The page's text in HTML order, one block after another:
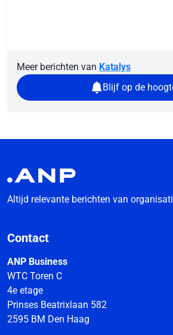
Meer berichten van Katalys
Blijf op de
Altijd relevante berichten van
Contact
ANP Business
WTC Toren C
4e etage
Prinses Beatrixlaan 582
2595 BM Den Haag